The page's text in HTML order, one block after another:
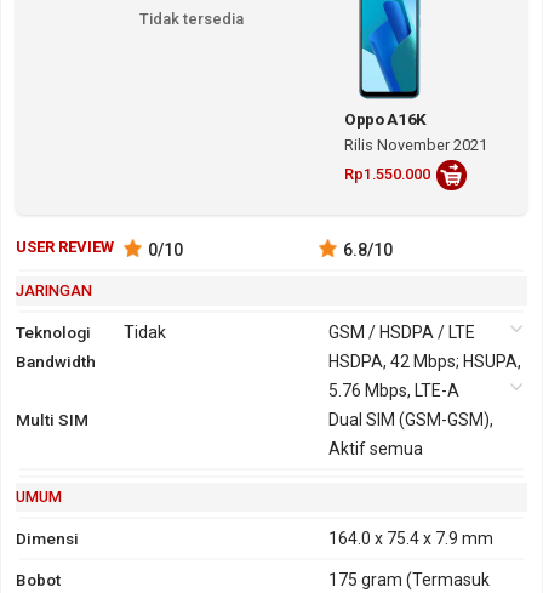
Tidak tersedia
Oppo A16K
Rilis November 2021
Rp1.550.000
USER REVIEW 0/10 6.8/10
JARINGAN
Teknologi Tidak
GSM / HSDPA / LTE
2G
HSDPA
850, 900,
2100
Bandwidth
HSDPA, 42 Mbps; HSUPA,
5.76 Mbps, LTE-A
Multi SIM
Dual SIM (GSM-GSM),
Aktif semua
UMUM
Dimensi 164.0 x 75.4 x 7.9 mm
Bobot 175 gram (Termasuk